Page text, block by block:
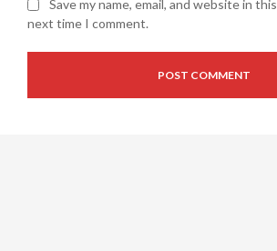
Save my name, email, and website in
next time I comment.